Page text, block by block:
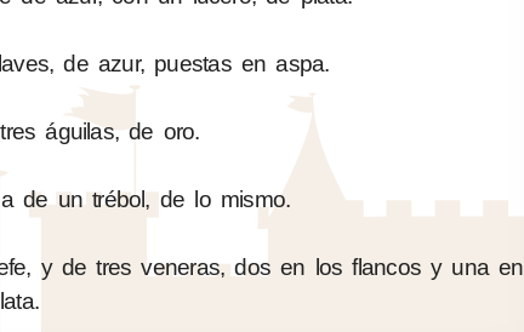
de azur, puestas en aspa.
águilas, de oro.
de un trébol, de lo mismo.
y de tres veneras, dos en los flancos y una en